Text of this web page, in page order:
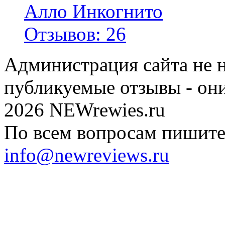
Алло Инкогнито
Отзывов: 26
Администрация сайта не
публикуемые отзывы -
2026 NEWrewies.ru
По всем вопросам
info@newreviews.ru